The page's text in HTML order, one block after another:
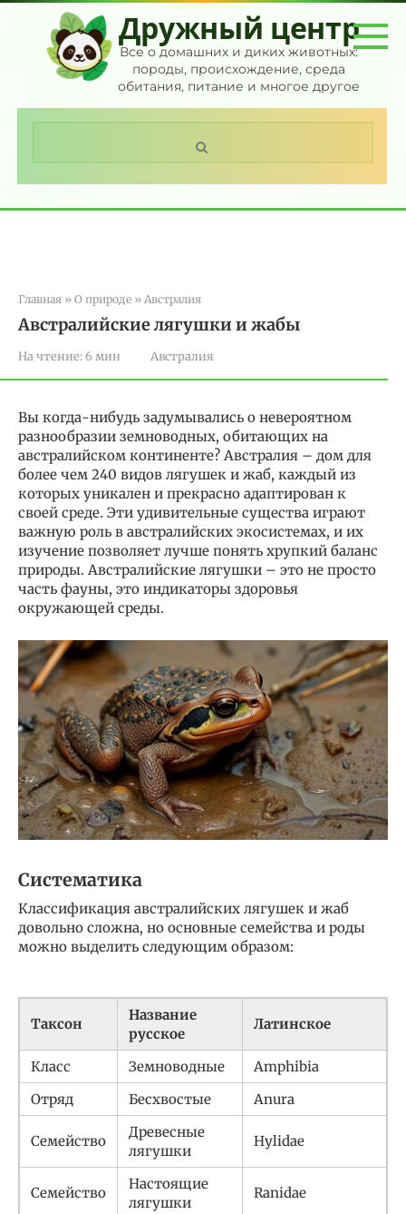
Перейти
контенту
Дружный центр
Все о домашних и диких животных:
породы, происхождение, среда
обитания, питание и многое другое
Главная » О природе » Австралия
Австралийские лягушки и жабы
На чтение:6 мин Австралия
Вы когда-нибудь задумывались о невероятном
разнообразии земноводных, обитающих на
австралийском континенте? Австралия – дом для
более чем 240 видов лягушек и жаб, каждый из
которых уникален и прекрасно адаптирован к
своей среде. Эти удивительные существа играют
важную роль в австралийских экосистемах, и их
изучение позволяет лучше понять хрупкий баланс
природы. Австралийские лягушки – это не просто
часть фауны, это индикаторы здоровья
окружающей среды.
Систематика
Классификация австралийских лягушек и жаб
довольно сложна, но основные семейства и роды
можно выделить следующим образом:
Таксон
Название
русское
Латинское
Класс Земноводные
Amphibia
Отряд
Бесхвостые Anura
Семейство
Древесные
лягушки
Hylidae
Семейство
Настоящие
лягушки
Ranidae